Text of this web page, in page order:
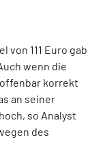
von 111 Euro gab
wenn die
korrekt
an seiner
so Analyst
des